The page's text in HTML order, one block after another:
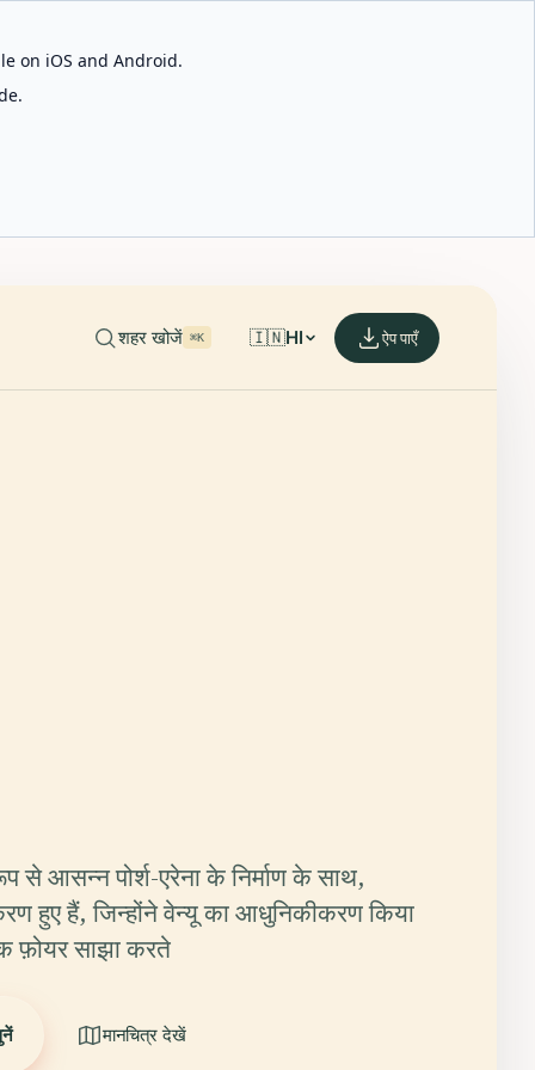
on iOS and Android.
शहर खोजें ⌘K 🇮🇳HI ऐप पाएँ
से आसन्न पोर्श-एरेना के निर्माण के साथ,
हुए हैं, जिन्होंने वेन्यू का आधुनिकीकरण किया
फ़ोयर साझा करते
मानचित्र देखें